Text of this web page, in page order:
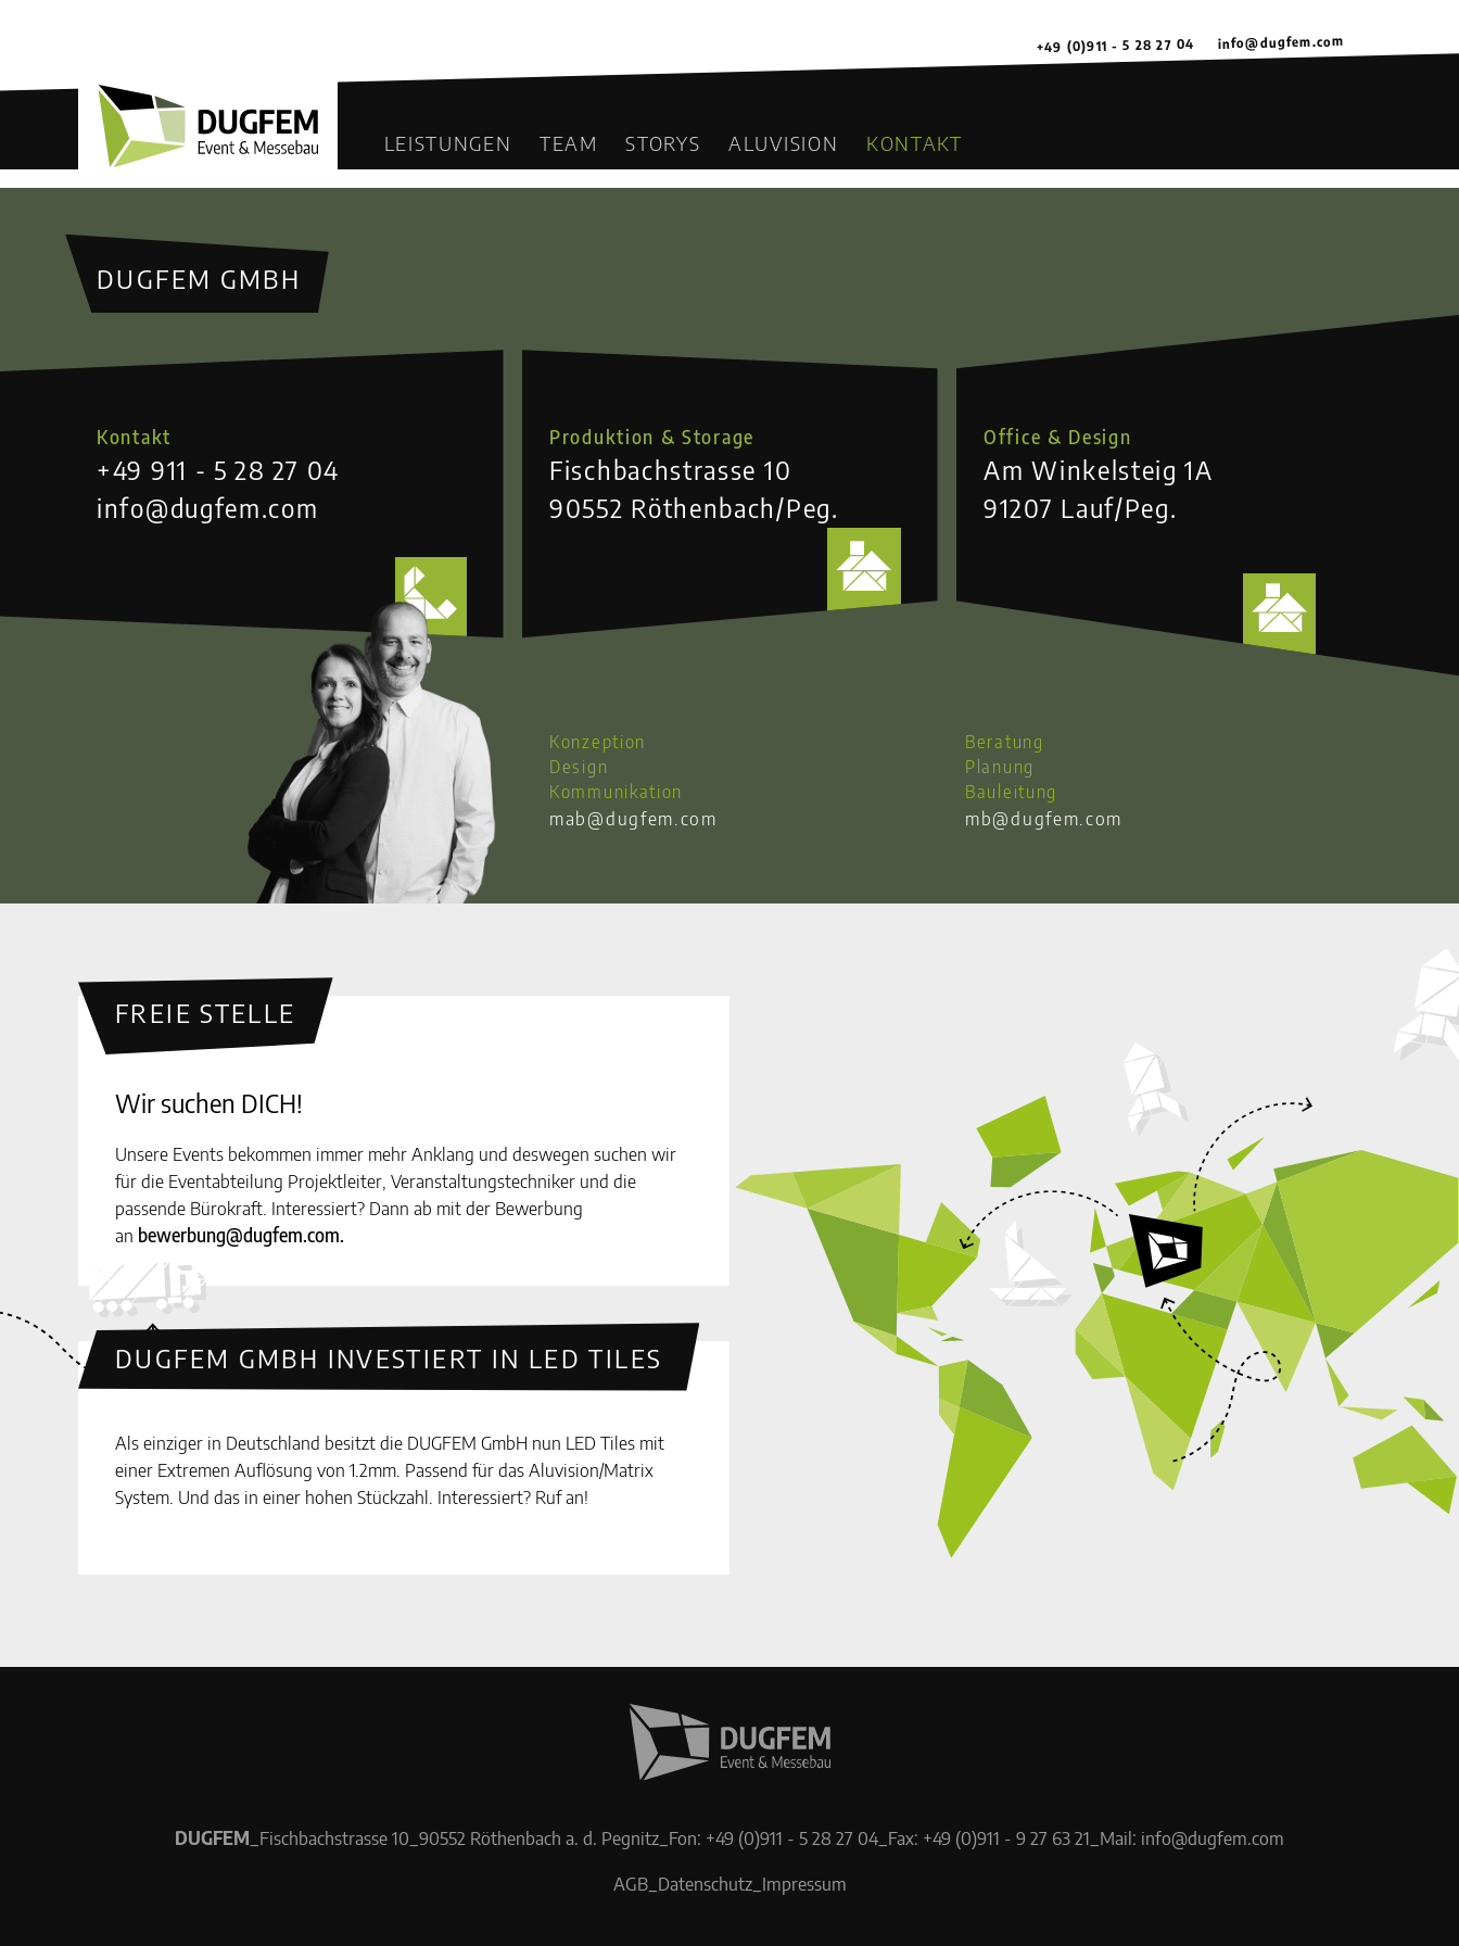
+49 (0)911 - 5 28 27 04 info@dugfem.com
LEISTUNGEN TEAM STORYS ALUVISION KONTAKT
DUGFEM GMBH
Kontakt
+49 911 - 5 28 27 04
info@dugfem.com
Produktion & Storage
Fischbachstrasse 10
90552 Röthenbach/Peg.
Office & Design
Am Winkelsteig 1A
91207 Lauf/Peg.
Konzeption
Design
Kommunikation
mab@dugfem.com
Beratung
Planung
Bauleitung
mb@dugfem.com
FREIE STELLE
Wir suchen DICH!
Unsere Events bekommen immer mehr Anklang und deswegen suchen wir
für die Eventabteilung Projektleiter, Veranstaltungstechniker und die
passende Bürokraft. Interessiert? Dann ab mit der Bewerbung
an bewerbung@dugfem.com.
DUGFEM GMBH INVESTIERT IN LED TILES
Als einziger in Deutschland besitzt die DUGFEM GmbH nun LED Tiles mit
einer Extremen Auflösung von 1.2mm. Passend für das Aluvision/Matrix
System. Und das in einer hohen Stückzahl. Interessiert? Ruf an!
DUGFEM Fischbachstrasse 10 90552 Röthenbach a. d. Pegnitz Fon: +49 (0)911 - 5 28 27 04 Fax: +49 (0)911 - 9 27 63 21 Mail: info@dugfem.com
AGB_ Datenschutz_ Impressum